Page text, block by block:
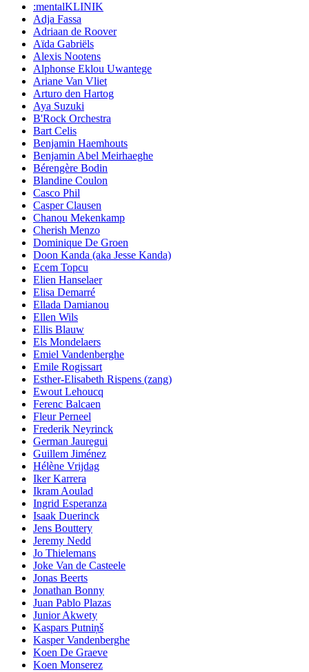
:mentalKLINIK
Adja Fassa
Adriaan de Roover
Aïda Gabriëls
Alexis Nootens
Alphonse Eklou Uwantege
Ariane Van Vliet
Arturo den Hartog
Aya Suzuki
B'Rock Orchestra
Bart Celis
Benjamin Haemhouts
Benjamin Abel Meirhaeghe
Bérengère Bodin
Blandine Coulon
Casco Phil
Casper Clausen
Chanou Mekenkamp
Cherish Menzo
Dominique De Groen
Doon Kanda (aka Jesse Kanda)
Ecem Topcu
Elien Hanselaer
Elisa Demarré
Ellada Damianou
Ellen Wils
Ellis Blauw
Els Mondelaers
Emiel Vandenberghe
Emile Rogissart
Esther-Elisabeth Rispens (zang)
Ewout Lehoucq
Ferenc Balcaen
Fleur Perneel
Frederik Neyrinck
German Jauregui
Guillem Jiménez
Hélène Vrijdag
Iker Karrera
Ikram Aoulad
Ingrid Esperanza
Isaak Duerinck
Jens Bouttery
Jeremy Nedd
Jo Thielemans
Joke Van de Casteele
Jonas Beerts
Jonathan Bonny
Juan Pablo Plazas
Junior Akwety
Kaspars Putniņš
Kasper Vandenberghe
Koen De Graeve
Koen Monserez